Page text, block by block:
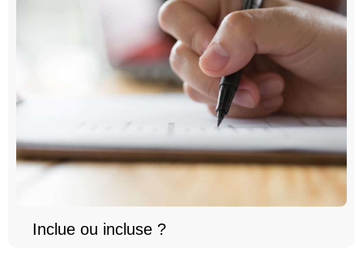
Inclue ou incluse ?